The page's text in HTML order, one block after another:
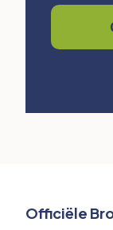
Officiële